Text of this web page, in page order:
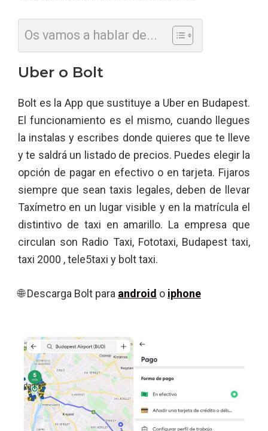
Os vamos a hablar de...
Uber o Bolt
Bolt es la App que sustituye a Uber en Budapest.
El funcionamiento es el mismo, cuando llegues
la instalas y escribes donde quieres que te lleve
y te saldrá un listado de precios. Puedes elegir la
opción de pagar en efectivo o en tarjeta. Fijaros
siempre que sean taxis legales, deben de llevar
Taxímetro en un lugar visible y en la matrícula el
distintivo de taxi en amarillo. La empresa que
circulan son Radio Taxi, Fototaxi, Budapest taxi,
taxi 2000 , tele5taxi y bolt taxi.
🌐 Descarga Bolt para android o iphone